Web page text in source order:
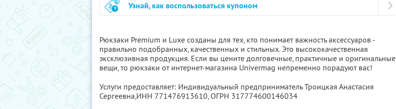
Узнай, как воспользоваться купоном
Рюкзаки Premium и Luxe созданы для тех, кто понимает важность аксессуаров -
правильно подобранных, качественных и стильных. Это высококачественная
эксклюзивная продукция. Если вы цените долговечные, практичные и оригинальные
вещи, то рюкзаки от интернет-магазина Univermag непременно порадуют вас!
Услуги предоставляет: Индивидуальный предприниматель Троицкая Анастасия
Сергеевна,ИНН 771476913610, ОГРН 317774600146034